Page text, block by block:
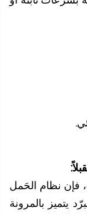
الحَمل
بالمرونة